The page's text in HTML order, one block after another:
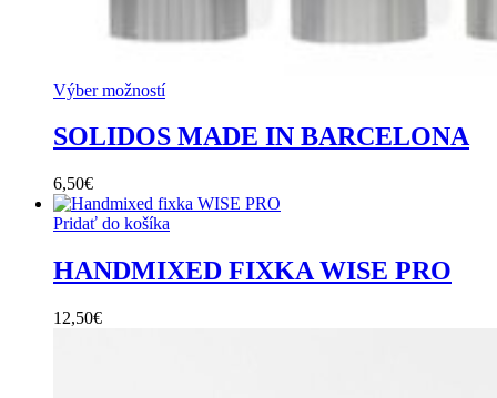
Výber možností
SOLIDOS MADE IN BARCELONA
6,50€
Pridať do košíka
HANDMIXED FIXKA WISE PRO
12,50€